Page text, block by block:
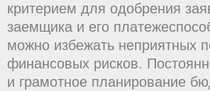
критерием для одобрения
заемщика и его
можно избежать неприятных
финансовых рисков.
и грамотное планирование